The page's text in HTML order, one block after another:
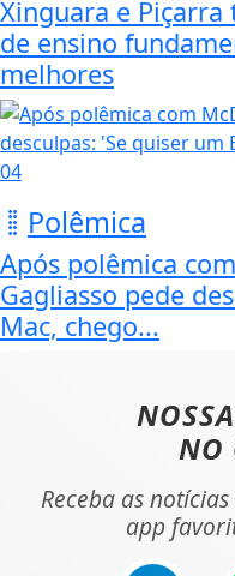
Xinguara e Piçarra
de ensino
melhores
04
Polêmica
Após polêmica
Gagliasso pede
Mac, chego...
NO
Receba as
app